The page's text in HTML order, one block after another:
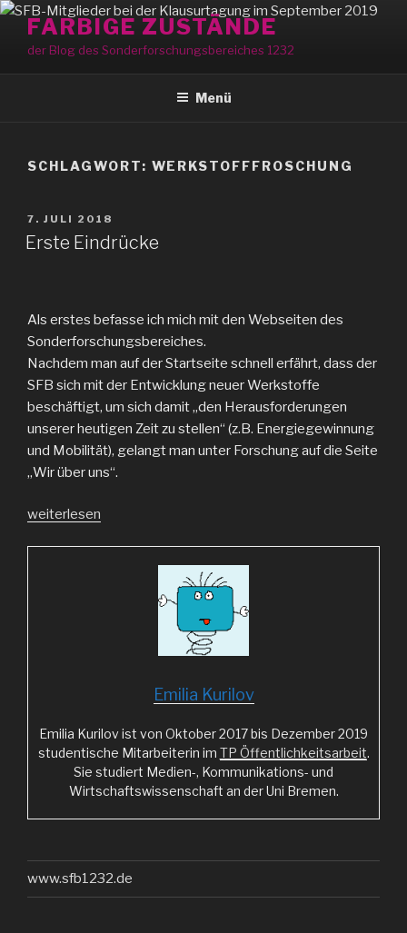
Zum
Inhalt
springen
FARBIGE ZUSTÄNDE
der Blog des Sonderforschungsbereiches 1232
Menü
SCHLAGWORT: WERKSTOFFFROSCHUNG
VERÖFFENTLICHT
AM
7. JULI 2018
Erste Eindrücke
Als erstes befasse ich mich mit den Webseiten des
Sonderforschungsbereiches.
Nachdem man auf der Startseite schnell erfährt, dass der
SFB sich mit der Entwicklung neuer Werkstoffe
beschäftigt, um sich damit „den Herausforderungen
unserer heutigen Zeit zu stellen“ (z.B. Energiegewinnung
und Mobilität), gelangt man unter Forschung auf die Seite
„Wir über uns“.
„Erste
weiterlesen
Emilia Kurilov
Emilia Kurilov ist von Oktober 2017 bis Dezember 2019
studentische Mitarbeiterin im TP Öffentlichkeitsarbeit.
Sie studiert Medien-, Kommunikations- und
Wirtschaftswissenschaft an der Uni Bremen.
www.sfb1232.de